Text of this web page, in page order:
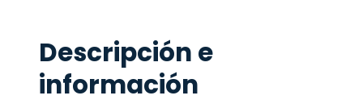
Descripción e
información